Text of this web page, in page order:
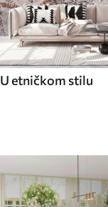
U etničkom stilu